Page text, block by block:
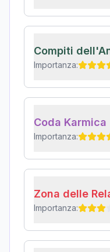
Compiti
Importanza:
Coda Karmica
Importanza:
Zona delle
Importanza: